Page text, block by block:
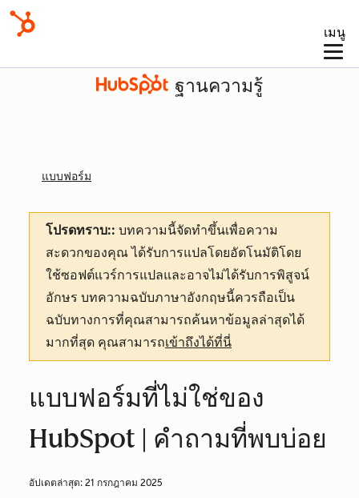
เมนู
ฐานความรู้
แบบฟอร์ม
โปรดทราบ:: บทความนี้จัดทำขึ้นเพื่อความ
สะดวกของคุณได้รับการแปลโดยอัตโนมัติโดย
ใช้ซอฟต์แวร์การแปลและอาจไม่ได้รับการพิสูจน์
อักษร บทความฉบับภาษาอังกฤษนี้ควรถือเป็น
ฉบับทางการที่คุณสามารถค้นหาข้อมูลล่าสุดได้
มากที่สุด คุณสามารถเข้าถึงได้ที่นี่
แบบฟอร์มที่ไม่ใช่ของ
HubSpot | คำถามที่พบบ่อย
อัปเดตล่าสุด: 21 กรกฎาคม 2025